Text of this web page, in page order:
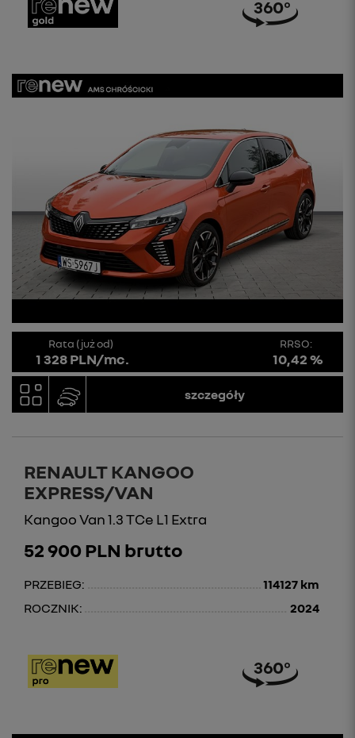
Rata (już od)
1 328 PLN/mc.
RRSO:
10,42 %
szczegóły
RENAULT KANGOO
EXPRESS/VAN
Kangoo Van 1.3 TCe L1 Extra
52 900 PLN brutto
PRZEBIEG:
114127 km
ROCZNIK:
2024